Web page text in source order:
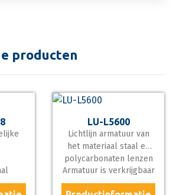
producten
LU-L5600
Lichtlijn armatuur van
het materiaal staal en
polycarbonaten lenzen
Armatuur is verkrijgbaar
van 5600 lumen output